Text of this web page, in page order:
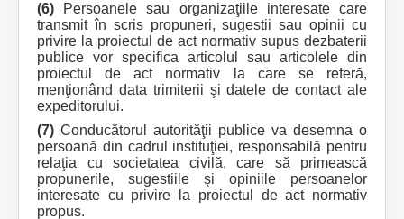
(6) Persoanele sau organizaţiile interesate care
transmit în scris propuneri, sugestii sau opinii cu
privire la proiectul de act normativ supus dezbaterii
publice vor specifica articolul sau articolele din
proiectul de act normativ la care se referă,
menţionând data trimiterii şi datele de contact ale
expeditorului.
(7) Conducătorul autorităţii publice va desemna o
persoană din cadrul instituţiei, responsabilă pentru
relaţia cu societatea civilă, care să primească
propunerile, sugestiile şi opiniile persoanelor
interesate cu privire la proiectul de act normativ
propus.